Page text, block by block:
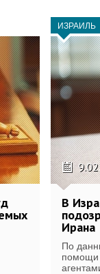
ИЗРАИЛЬ
В
Ирана
По
помощи